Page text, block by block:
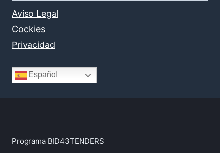
Aviso Legal
Cookies
Privacidad
Español
Programa BID43TENDERS